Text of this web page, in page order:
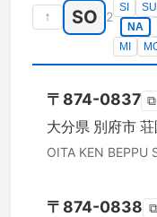
↑ SO 2
SI
SU
NA
MI
〒 874-0837 ⧉
大分県 別府市
OITA KEN BEPPU
〒 874-0838 ⧉